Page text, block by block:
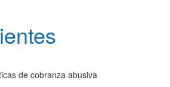
de cobranza abusiva